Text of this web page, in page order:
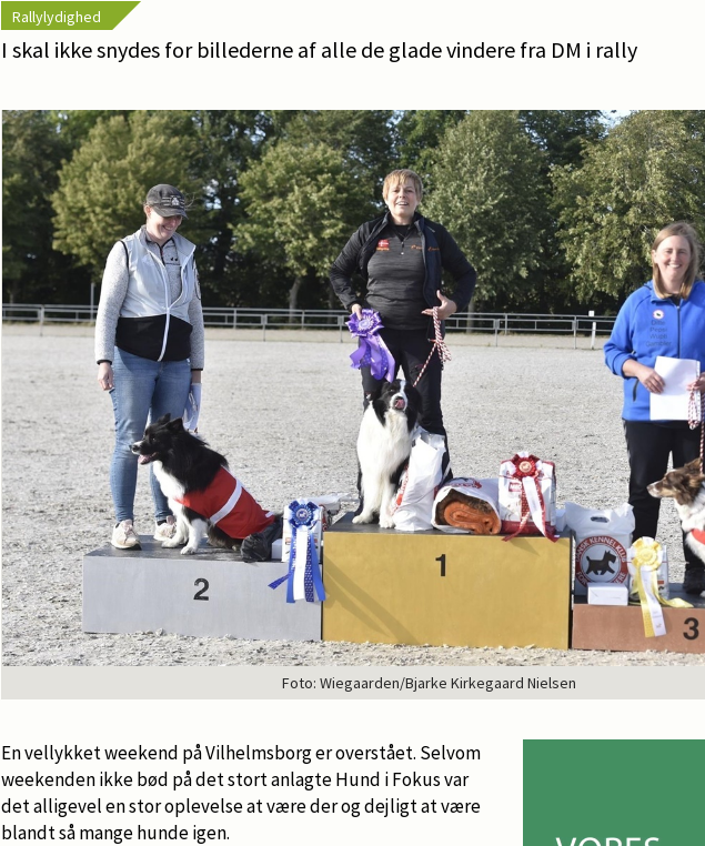
Rallylydighed
I skal ikke snydes for billederne af alle de glade vindere fra DM i rally
Foto: Wiegaarden/Bjarke Kirkegaard Nielsen
En vellykket weekend på Vilhelmsborg er overstået. Selvom
weekenden ikke bød på det stort anlagte Hund i Fokus var
det alligevel en stor oplevelse at være der og dejligt at være
blandt så mange hunde igen.